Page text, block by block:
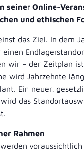
seiner Online-
und ethischen
das Ziel. In dem
einen
wir – der Zeitplan
wird Jahrzehnte
Ein neuer,
das
Rahmen
voraussichtlich